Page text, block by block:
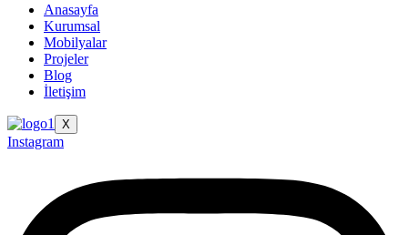
Anasayfa
Kurumsal
Mobilyalar
Projeler
Blog
İletişim
X
Instagram